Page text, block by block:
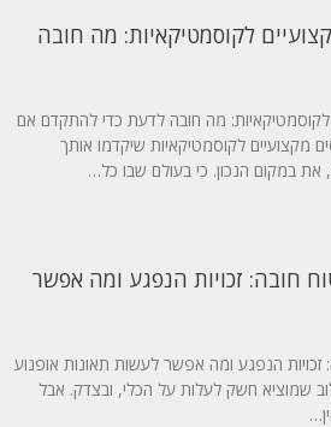
לקוסמטיקאיות: מה חובה
לקוסמטיקאיות: מה חובה לדעת כדי להתקדם אם
מקצועיים לקוסמטיקאיות שיקדמו אותך
במקום הנכון. כי בעולם שבו כל…
חובה: זכויות הנפגע ומה אפשר
זכויות הנפגע ומה אפשר לעשות תאונות אופנוע
שמוציא חשק לעלות על הכלי, ובצדק. אבל